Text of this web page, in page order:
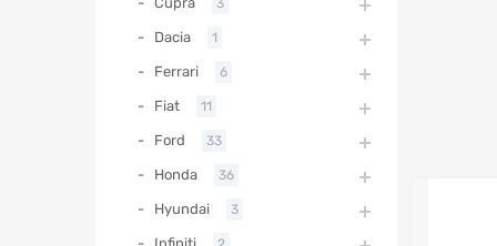
Dacia 1
Ferrari 6
Fiat 11
Ford 33
Honda 36
Hyundai 3